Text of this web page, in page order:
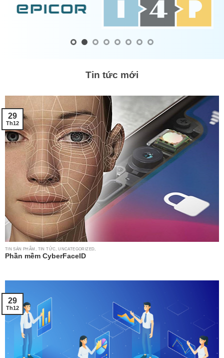
Tin tức mới
TIN SẢN PHẨM, TIN TỨC, UNCATEGORIZED,
Phần mềm CyberFaceID
29
Th12
29
Th12